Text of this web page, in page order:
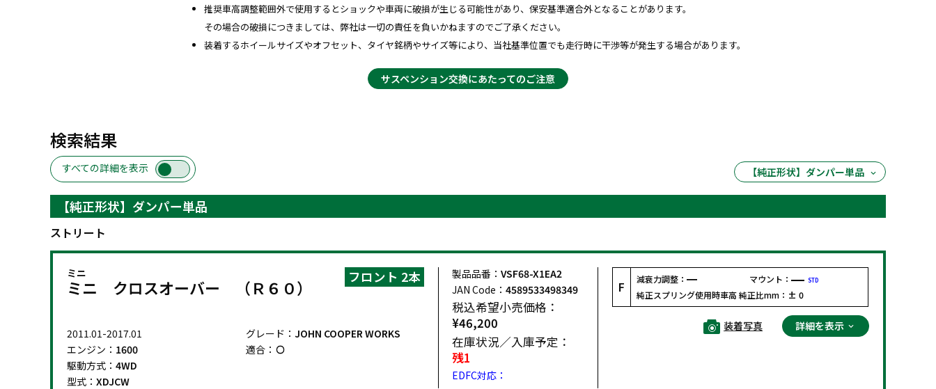
推奨車高調整範囲外で使用するとショックや車両に破損が生じる可能性があり、保安基準適合外となることがあります。
その場合の破損につきましては、弊社は一切の責任を負いかねますのでご了承ください。
装着するホイールサイズやオフセット、タイヤ銘柄やサイズ等により、当社基準位置でも走行時に干渉等が発生する場合があります。
サスペンション交換にあたってのご注意
検索結果
すべての詳細を表示 【純正形状】ダンパー単品
【純正形状】ダンパー単品
ストリート
ミニ
ミニ クロスオーバー （Ｒ６０）
2011.01-2017.01
エンジン： 1600
駆動方式： 4WD
型式： XDJCW
グレード： JOHN COOPER WORKS
適合：
フロント 2本 製品品番： VSF68-X1EA2
JAN Code： 4589533498349
税込希望小売価格：
¥46,200
在庫状況／入庫予定：
残1
EDFC対応：
F 減衰力調整： マウント： STD
純正スプリング使用時車高 純正比mm： ± 0
装着写真 詳細を表示